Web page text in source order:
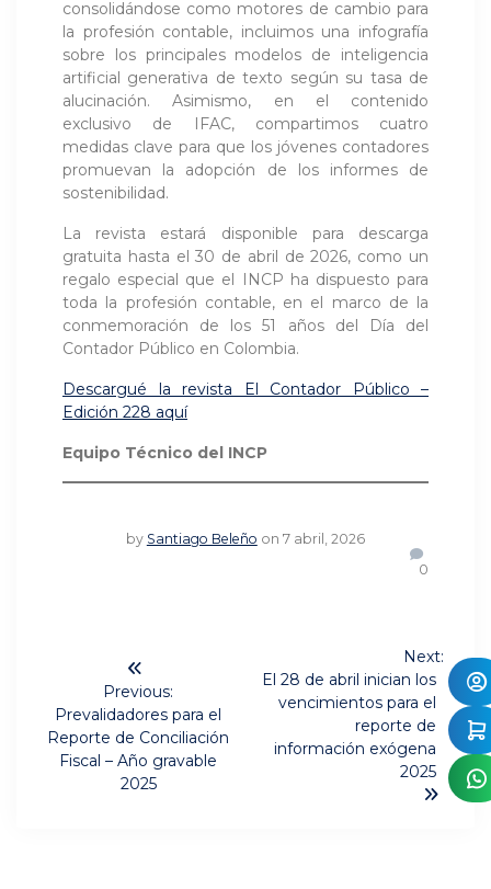
consolidándose como motores de cambio para
la profesión contable, incluimos una infografía
sobre los principales modelos de inteligencia
artificial generativa de texto según su tasa de
alucinación. Asimismo, en el contenido
exclusivo de IFAC, compartimos cuatro
medidas clave para que los jóvenes contadores
promuevan la adopción de los informes de
sostenibilidad.
La revista estará disponible para descarga
gratuita hasta el 30 de abril de 2026, como un
regalo especial que el INCP ha dispuesto para
toda la profesión contable, en el marco de la
conmemoración de los 51 años del Día del
Contador Público en Colombia.
Descargué la revista El Contador Público –
Edición 228 aquí
Equipo Técnico del INCP
by Santiago Beleño on 7 abril, 2026
0
entradas
Previous:
Previous
post:
Prevalidadores para el
Reporte de Conciliación
Fiscal – Año gravable
2025
Next:
Next
post:
El 28 de abril inician los
vencimientos para el
reporte de
información exógena
2025